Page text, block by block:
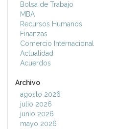
Bolsa de Trabajo
MBA
Recursos Humanos
Finanzas
Comercio Internacional
Actualidad
Acuerdos
Archivo
agosto 2026
julio 2026
junio 2026
mayo 2026